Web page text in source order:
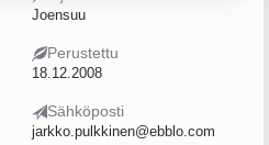
Joensuu
Perustettu
18.12.2008
Sähköposti
jarkko.pulkkinen@ebblo.com